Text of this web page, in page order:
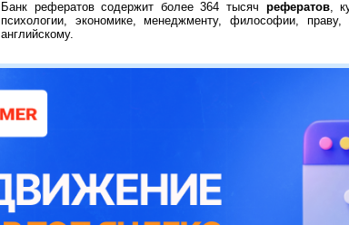
Банк рефератов содержит более 364 тысяч рефератов,
психологии, экономике, менеджменту, философии,
английскому.